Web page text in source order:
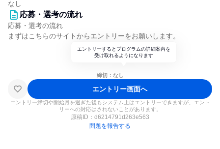
なし
応募・選考の流れ
応募・選考の流れ
まずはこちらのサイトからエントリーをお願いします。
エントリーするとプログラムの詳細案内を
受け取れるようになります
締切：なし
エントリー画面へ
エントリー締切や開始月を過ぎた後もシステム上はエントリーできますが、エント
リーへの対応はされないことがあります。
原稿ID： d6214791d263e563
問題を報告する